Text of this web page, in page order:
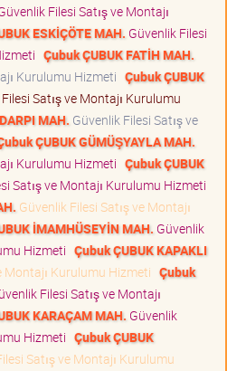
Filesi Satış ve Montajı
ESKİÇÖTE MAH. Güvenlik Filesi
Çubuk ÇUBUK FATİH MAH.
Kurulumu Hizmeti Çubuk ÇUBUK
Satış ve Montajı Kurulumu
MAH. Güvenlik Filesi Satış ve
ÇUBUK GÜMÜŞYAYLA MAH.
Kurulumu Hizmeti Çubuk ÇUBUK
Satış ve Montajı Kurulumu Hizmeti
Güvenlik Filesi Satış ve Montajı
İMAMHÜSEYİN MAH. Güvenlik
Hizmeti Çubuk ÇUBUK KAPAKLI
Montajı Kurulumu Hizmeti Çubuk
Filesi Satış ve Montajı
KARAÇAM MAH. Güvenlik
Hizmeti Çubuk ÇUBUK
Satış ve Montajı Kurulumu